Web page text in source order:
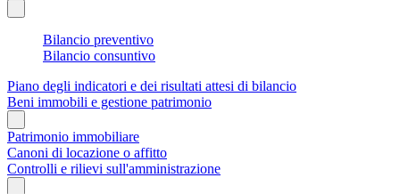
Bilancio preventivo
Bilancio consuntivo
Piano degli indicatori e dei risultati attesi di bilancio
Beni immobili e gestione patrimonio
Patrimonio immobiliare
Canoni di locazione o affitto
Controlli e rilievi sull'amministrazione